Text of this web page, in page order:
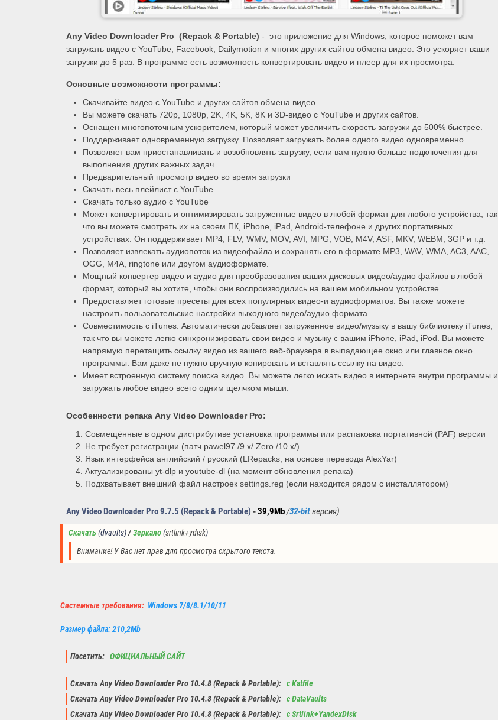
Any Video Downloader Pro (Repack & Portable) - это приложение для Windows, которое поможет вам
загружать видео с YouTube, Facebook, Dailymotion и многих других сайтов обмена видео. Это ускоряет ваши
загрузки до 5 раз. В программе есть возможность конвертировать видео и плеер для их просмотра.
Основные возможности программы:
Скачивайте видео с YouTube и других сайтов обмена видео
Вы можете скачать 720p, 1080p, 2K, 4K, 5K, 8K и 3D-видео с YouTube и других сайтов.
Оснащен многопоточным ускорителем, который может увеличить скорость загрузки до 500% быстрее.
Поддерживает одновременную загрузку. Позволяет загружать более одного видео одновременно.
Позволяет вам приостанавливать и возобновлять загрузку, если вам нужно больше подключения для
выполнения других важных задач.
Предварительный просмотр видео во время загрузки
Скачать весь плейлист с YouTube
Скачать только аудио с YouTube
Может конвертировать и оптимизировать загруженные видео в любой формат для любого устройства, так
что вы можете смотреть их на своем ПК, iPhone, iPad, Android-телефоне и других портативных
устройствах. Он поддерживает MP4, FLV, WMV, MOV, AVI, MPG, VOB, M4V, ASF, MKV, WEBM, 3GP и т.д.
Позволяет извлекать аудиопоток из видеофайла и сохранять его в формате MP3, WAV, WMA, AC3, AAC,
OGG, M4A, ringtone или другом аудиоформате.
Мощный конвертер видео и аудио для преобразования ваших дисковых видео/аудио файлов в любой
формат, который вы хотите, чтобы они воспроизводились на вашем мобильном устройстве.
Предоставляет готовые пресеты для всех популярных видео-и аудиоформатов. Вы также можете
настроить пользовательские настройки выходного видео/аудио формата.
Совместимость с iTunes. Автоматически добавляет загруженное видео/музыку в вашу библиотеку iTunes,
так что вы можете легко синхронизировать свои видео и музыку с вашим iPhone, iPad, iPod. Вы можете
напрямую перетащить ссылку видео из вашего веб-браузера в выпадающее окно или главное окно
программы. Вам даже не нужно вручную копировать и вставлять ссылку на видео.
Имеет встроенную систему поиска видео. Вы можете легко искать видео в интернете внутри программы и
загружать любое видео всего одним щелчком мыши.
Особенности репака Any Video Downloader Pro:
Совмещённые в одном дистрибутиве установка программы или распаковка портативной (PAF) версии
Не требует регистрации (патч pawel97 /9.x/ Zero /10.x/)
Язык интерфейса английский / русский (LRepacks, на основе перевода AlexYar)
Актуализированы yt-dlp и youtube-dl (на момент обновления репака)
Подхватывает внешний файл настроек settings.reg (если находится рядом с инсталлятором)
Any Video Downloader Pro 9.7.5 (Repack & Portable) -39,9Mb/32-bitверсия)
Скачать (dvaults)/ Зеркало(srtlink+ydisk)
Внимание! У Вас нет прав для просмотра скрытого текста.
Системные требования: Windows 7/8/8.1/10/11
Размер файла: 210,2Mb
Посетить: ОФИЦИАЛЬНЫЙ САЙТ
Скачать Any Video Downloader Pro 10.4.8 (Repack & Portable): с Katfile
Скачать Any Video Downloader Pro 10.4.8 (Repack & Portable): с DataVaults
Скачать Any Video Downloader Pro 10.4.8 (Repack & Portable): с Srtlink+YandexDisk